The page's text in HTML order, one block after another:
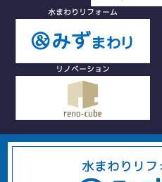
水まわりリフォーム
リノベーション
水まわりリ